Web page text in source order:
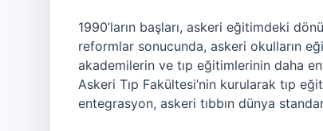
1990’ların başları, askeri eğitimdeki
reformlar sonucunda, askeri okulların
akademilerin ve tıp eğitimlerinin daha
Askeri Tıp Fakültesi’nin kurularak tıp
entegrasyon, askeri tıbbın dünya